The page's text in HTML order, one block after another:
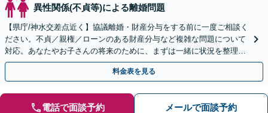
異性関係(不貞等)による離婚問題
【県庁/神水交差点近く】協議離婚・財産分与をする前に一度ご相談く
ださい。不貞／親権／ローンのある財産分与など複雑な問題について
対応。あなたやお子さんの将来のために、まずは一緒に状況を整理し
ませんか。婚姻費用／離婚回避も対応可能
料金表を見る
電話で面談予約 メールで面談予約